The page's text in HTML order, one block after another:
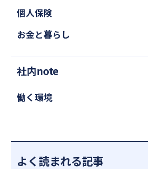
個人保険
お金と暮らし
社内note
働く環境
よく読まれる記事